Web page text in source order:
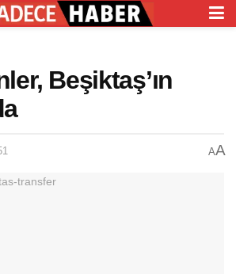
Beşiktaş’ın
AA